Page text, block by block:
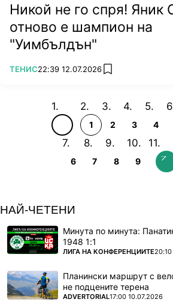
Никой не го спря! Яник
отново е шампион на
"Уимбълдън"
ПОВЕЧЕ ОТ
ТЕНИС22:39 12.07.2026 add favorites
1 2 3 4
6 7 8 9
НАЙ-ЧЕТЕНИ
Минута по минута:
1948 1:1
ПОВЕЧЕ ОТ
ЛИГА НА КОНФЕРЕНЦИИТЕ
Планински маршрут с
не подцените терена
ПОВЕЧЕ ОТ
ADVERTORIAL17:00 10.07.2026